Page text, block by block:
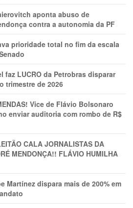
aponta abuso de
contra a autonomia da PF
prioridade total no fim da escala
faz LUCRO da Petrobras disparar
trimestre de 2026
Vice de Flávio Bolsonaro
enviar auditoria com rombo de R$
CALA JORNALISTAS DA
MENDONÇA!! FLÁVIO HUMILHA
Martínez dispara mais de 200% em